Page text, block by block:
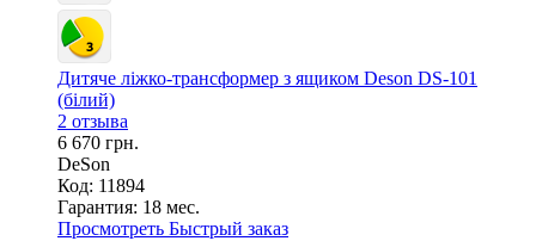
Дитяче ліжко-трансформер з ящиком Deson DS-101
(білий)
2 отзыва
6 670 грн.
DeSon
Код: 11894
Гарантия: 18 мес.
Просмотреть Быстрый заказ